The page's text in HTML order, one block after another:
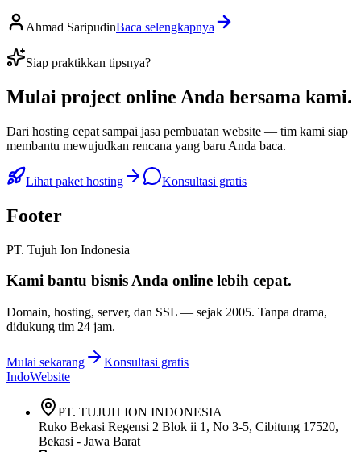
Ahmad SaripudinBaca selengkapnya
Siap praktikkan tipsnya?
Mulai project online Anda bersama kami.
Dari hosting cepat sampai jasa pembuatan website — tim kami siap
membantu mewujudkan rencana yang baru Anda baca.
Lihat paket hosting Konsultasi gratis
Footer
PT. Tujuh Ion Indonesia
Kami bantu bisnis Anda online lebih cepat.
Domain, hosting, server, dan SSL — sejak 2005. Tanpa drama,
didukung tim 24 jam.
Mulai sekarang
Konsultasi gratis
IndoWebsite
PT. TUJUH ION INDONESIA
Ruko Bekasi Regensi 2 Blok ii 1, No 3-5, Cibitung 17520,
Bekasi - Jawa Barat